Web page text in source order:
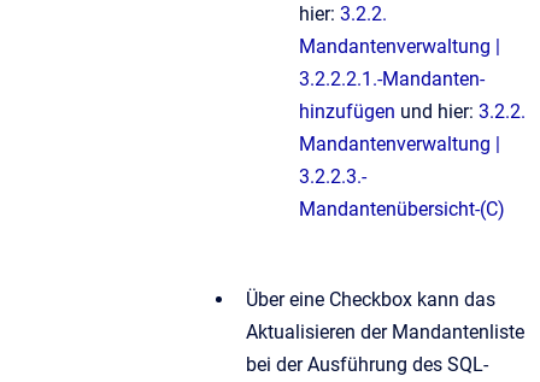
hier: 3.2.2.
Mandantenverwaltung |
3.2.2.2.1.-Mandanten-
hinzufügen und hier: 3.2.2.
Mandantenverwaltung |
3.2.2.3.-
Mandantenübersicht-(C)
Über eine Checkbox kann das
Aktualisieren der Mandantenliste
bei der Ausführung des SQL-